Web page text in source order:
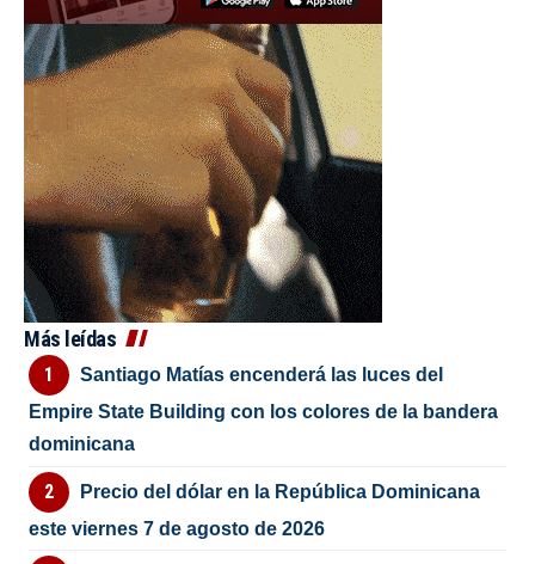
Más leídas
Santiago Matías encenderá las luces del
Empire State Building con los colores de la bandera
dominicana
Precio del dólar en la República Dominicana
este viernes 7 de agosto de 2026